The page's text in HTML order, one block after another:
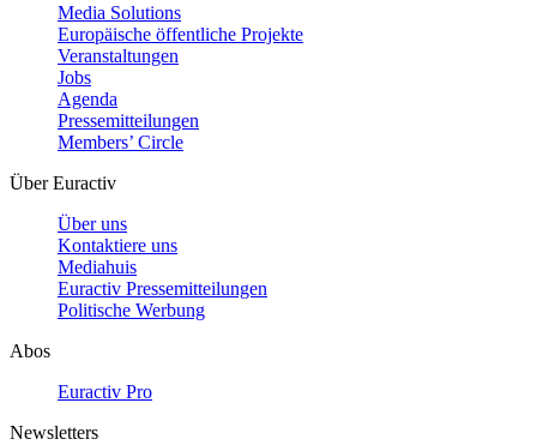
Media Solutions
Europäische öffentliche Projekte
Veranstaltungen
Jobs
Agenda
Pressemitteilungen
Members’ Circle
Über Euractiv
Über uns
Kontaktiere uns
Mediahuis
Euractiv Pressemitteilungen
Politische Werbung
Abos
Euractiv Pro
Newsletters